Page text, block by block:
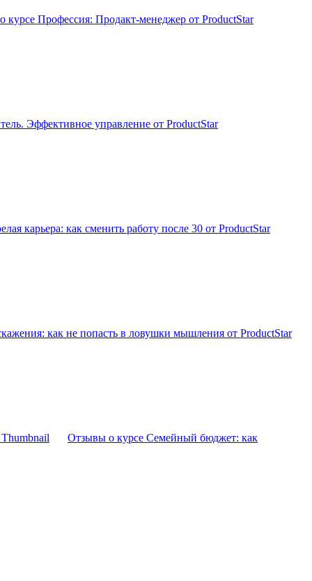
курсе Профессия: Продакт-менеджер от ProductStar
Эффективное управление от ProductStar
карьера: как сменить работу после 30 от ProductStar
как не попасть в ловушки мышления от ProductStar
Отзывы о курсе Семейный бюджет: как